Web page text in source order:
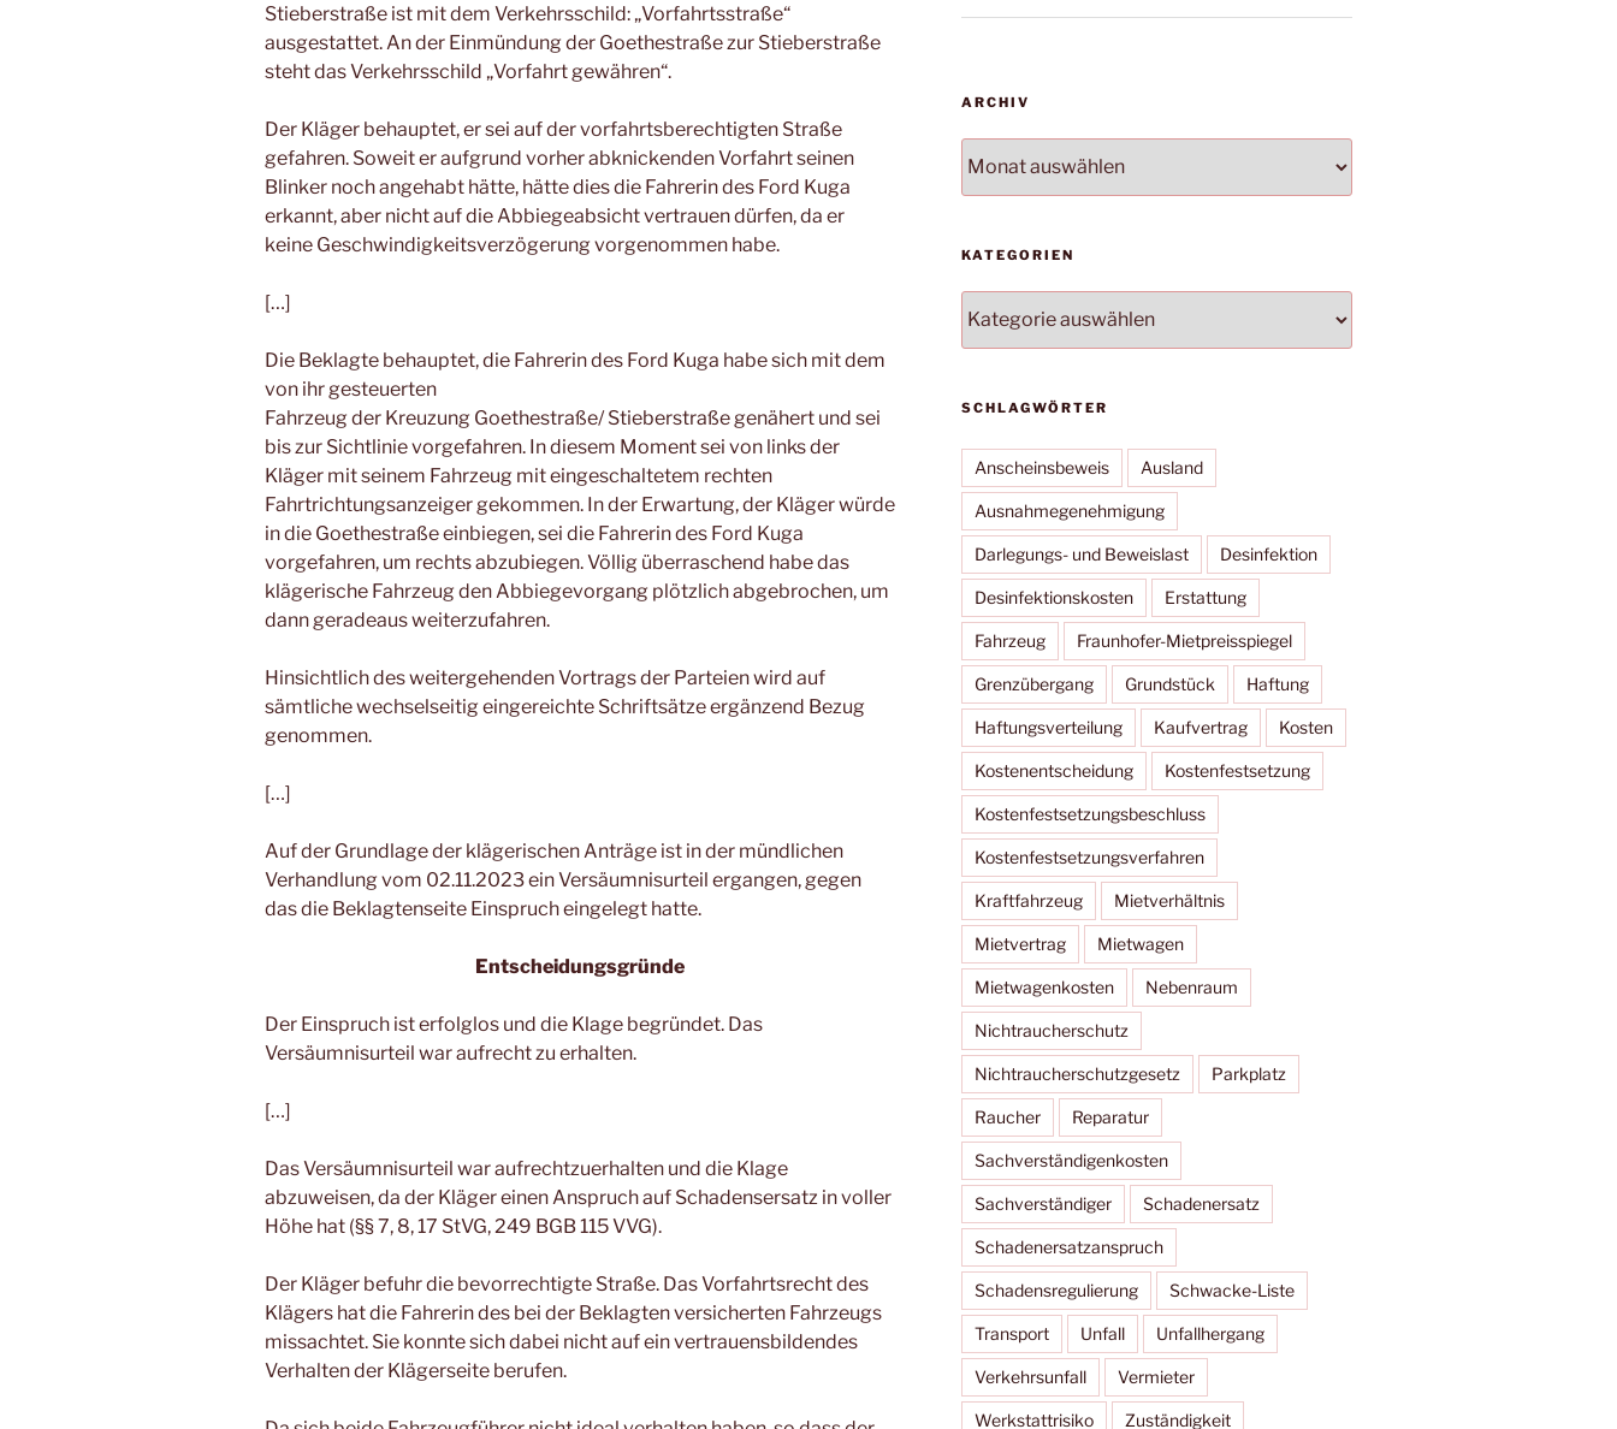
Stieberstraße ist mit dem Verkehrsschild: „Vorfahrtsstraße“
ausgestattet. An der Einmündung der Goethestraße zur Stieberstraße
steht das Verkehrsschild „Vorfahrt gewähren“.
Der Kläger behauptet, er sei auf der vorfahrtsberechtigten Straße
gefahren. Soweit er aufgrund vorher abknickenden Vorfahrt seinen
Blinker noch angehabt hätte, hätte dies die Fahrerin des Ford Kuga
erkannt, aber nicht auf die Abbiegeabsicht vertrauen dürfen, da er
keine Geschwindigkeitsverzögerung vorgenommen habe.
[…]
Die Beklagte behauptet, die Fahrerin des Ford Kuga habe sich mit dem
von ihr gesteuerten
Fahrzeug der Kreuzung Goethestraße/ Stieberstraße genähert und sei
bis zur Sichtlinie vorgefahren. In diesem Moment sei von links der
Kläger mit seinem Fahrzeug mit eingeschaltetem rechten
Fahrtrichtungsanzeiger gekommen. In der Erwartung, der Kläger würde
in die Goethestraße einbiegen, sei die Fahrerin des Ford Kuga
vorgefahren, um rechts abzubiegen. Völlig überraschend habe das
klägerische Fahrzeug den Abbiegevorgang plötzlich abgebrochen, um
dann geradeaus weiterzufahren.
Hinsichtlich des weitergehenden Vortrags der Parteien wird auf
sämtliche wechselseitig eingereichte Schriftsätze ergänzend Bezug
genommen.
[…]
Auf der Grundlage der klägerischen Anträge ist in der mündlichen
Verhandlung vom 02.11.2023 ein Versäumnisurteil ergangen, gegen
das die Beklagtenseite Einspruch eingelegt hatte.
Entscheidungsgründe
Der Einspruch ist erfolglos und die Klage begründet. Das
Versäumnisurteil war aufrecht zu erhalten.
[…]
Das Versäumnisurteil war aufrechtzuerhalten und die Klage
abzuweisen, da der Kläger einen Anspruch auf Schadensersatz in voller
Höhe hat (§§ 7, 8, 17 StVG, 249 BGB 115 VVG).
Der Kläger befuhr die bevorrechtigte Straße. Das Vorfahrtsrecht des
Klägers hat die Fahrerin des bei der Beklagten versicherten Fahrzeugs
missachtet. Sie konnte sich dabei nicht auf ein vertrauensbildendes
Verhalten der Klägerseite berufen.
ARCHIV
KATEGORIEN
SCHLAGWÖRTER
Anscheinsbeweis Ausland
Ausnahmegenehmigung
Darlegungs- und Beweislast Desinfektion
Desinfektionskosten Erstattung
Fahrzeug Fraunhofer-Mietpreisspiegel
Grenzübergang Grundstück Haftung
Haftungsverteilung Kaufvertrag Kosten
Kostenentscheidung Kostenfestsetzung
Kostenfestsetzungsbeschluss
Kostenfestsetzungsverfahren
Kraftfahrzeug Mietverhältnis
Mietvertrag Mietwagen
Mietwagenkosten Nebenraum
Nichtraucherschutz
Nichtraucherschutzgesetz Parkplatz
Raucher Reparatur
Sachverständigenkosten
Sachverständiger Schadenersatz
Schadenersatzanspruch
Schadensregulierung Schwacke-Liste
Transport Unfall Unfallhergang
Verkehrsunfall Vermieter
Werkstattrisiko Zuständigkeit